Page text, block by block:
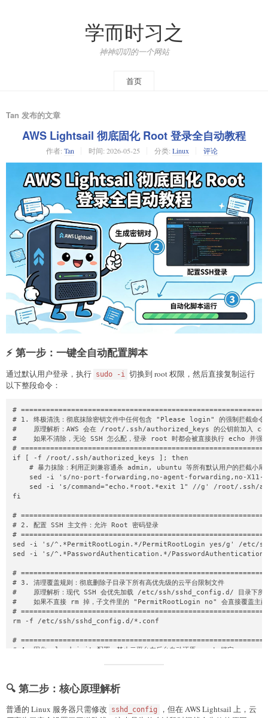
学而时习之
神神叨叨的一个网站
首页
Tan 发布的文章
AWS Lightsail 彻底固化 Root 登录全自动教程
作者: Tan 时间: 2026-05-25 分类: Linux 评论
⚡ 第一步：一键全自动配置脚本
通过默认用户登录，执行 sudo -i
切换到 root 权限，然后直接复制运行
以下整段命令：
#
# 1. 终极清洗：彻底抹除密钥文件中任何包含 "Please login" 的强制拦截命令
#    原理解析：AWS 会在 /root/.ssh/authorized_keys 的公钥前加入
#    如果不清除，无论 SSH 怎么配，登录 root 时都会被直接执行 echo 并强
#
if [ -f /root/.ssh/authorized_keys ]; then
# 暴力抹除：利用正则兼容通杀 admin, ubuntu 等所有默认用户的拦截小尾
sed -i 's/no-port-forwarding,no-agent-forwarding,no-
sed -i 's/command="echo.*root.*exit 1" //g' /root/.ssh/
fi
#
# 2. 配置 SSH 主文件：允许 Root 密码登录
#
sed -i 's/^.*PermitRootLogin.*/PermitRootLogin yes/g' /etc/
sed -i 's/^.*PasswordAuthentication.*/
#
# 3. 清理覆盖规则：彻底删除子目录下所有高优先级的云平台限制文件
#    原理解析：现代 SSH 会优先加载 /etc/ssh/sshd_config.d/ 目录下所
#    如果不直接 rm 掉，子文件里的 "PermitRootLogin no" 会直接覆盖主配
#
rm -f /etc/ssh/sshd_config.d/*.conf
#
# 4. 固化 cloud-init 配置：禁止云平台在后台自动还原 root 锁定
sed -i 's/disable_root: true/disable_root: false/g' /
    # 防止 cloud-init 在系统重启或遭遇宿主机迁移时自动抹除你的 SSH 密钥
🔍 第二步：核心原理解析
普通的 Linux 服务器只需修改 sshd_config
，但在 AWS Lightsail 上，云